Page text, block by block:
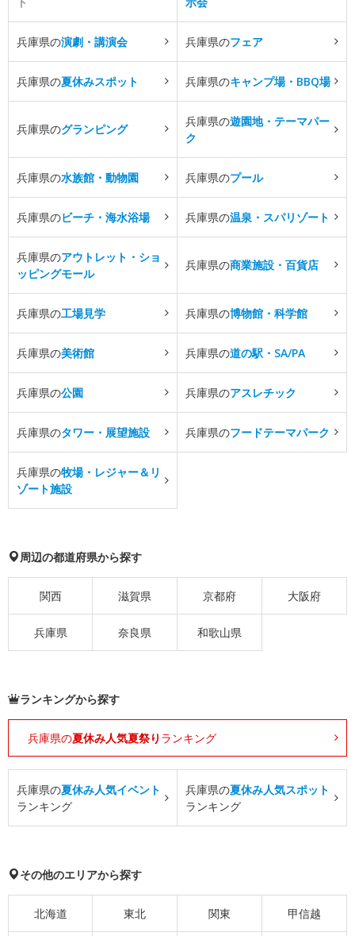
兵庫県の演劇・講演会 兵庫県のフェア
兵庫県の夏休みスポット 兵庫県のキャンプ場・BBQ場
兵庫県のグランピング
兵庫県の遊園地・テーマパー
ク
兵庫県の水族館・動物園 兵庫県のプール
兵庫県のビーチ・海水浴場 兵庫県の温泉・スパリゾート
兵庫県のアウトレット・ショ
ッピングモール
兵庫県の商業施設・百貨店
兵庫県の工場見学 兵庫県の博物館・科学館
兵庫県の美術館 兵庫県の道の駅・SA/PA
兵庫県の公園 兵庫県のアスレチック
兵庫県のタワー・展望施設 兵庫県のフードテーマパーク
兵庫県の牧場・レジャー＆リ
ゾート施設
周辺の都道府県から探す
関西 滋賀県 京都府 大阪府
兵庫県 奈良県 和歌山県
ランキングから探す
兵庫県の夏休み人気夏祭り ランキング
兵庫県の夏休み人気イベント
ランキング
兵庫県の夏休み人気スポット
ランキング
その他のエリアから探す
北海道 東北 関東 甲信越